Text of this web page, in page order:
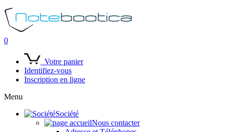
0
Votre panier
Identifiez-vous
Inscription en ligne
Menu
Société
Nous contacter